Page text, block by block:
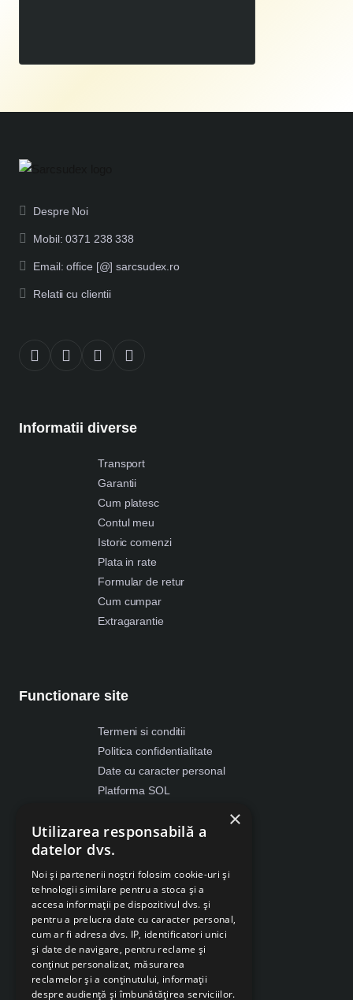
Despre Noi
Mobil: 0371 238 338
Email: office [@] sarcsudex.ro
Relatii cu clientii
Informatii diverse
Transport
Garantii
Cum platesc
Contul meu
Istoric comenzi
Plata in rate
Formular de retur
Cum cumpar
Extragarantie
Functionare site
Termeni si conditii
Politica confidentialitate
Date cu caracter personal
Platforma SOL
Despre Cookies
Retragere din contract
×
Utilizarea responsabilă a
datelor dvs.
Noi și partenerii noștri folosim cookie-uri și
tehnologii similare pentru a stoca și a
accesa informații pe dispozitivul dvs. și
pentru a prelucra date cu caracter personal,
cum ar fi adresa dvs. IP, identificatori unici
și date de navigare, pentru reclame și
conținut personalizat, măsurarea
reclamelor și a conținutului, informații
despre audiență și îmbunătățirea serviciilor.